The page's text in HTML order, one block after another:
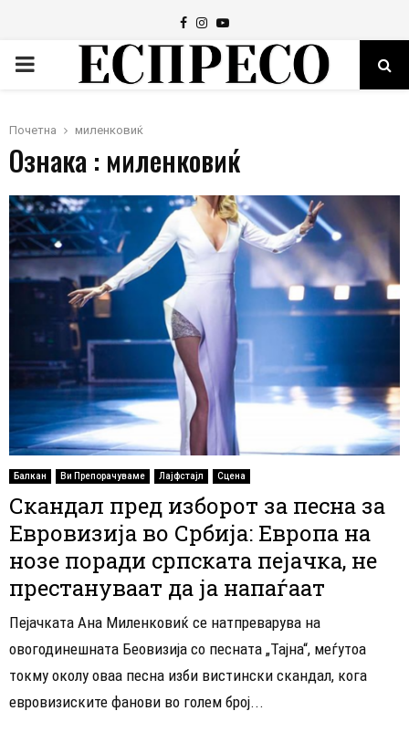
Facebook
Instagram
Youtube
PRIMARY
Почетна миленковиќ
Ознака : миленковиќ
Балкан Ви Препорачуваме Лајфстајл Сцена
Скандал пред изборот за песна за
Евровизија во Србија: Европа на
нозе поради српската пејачка, не
престануваат да ја напаѓаат
Пејачката Ана Миленковиќ се натпреварува на
овогодинешната Беовизија со песната „Тајна“, меѓутоа
токму околу оваа песна изби вистински скандал, кога
евровизиските фанови во голем број...